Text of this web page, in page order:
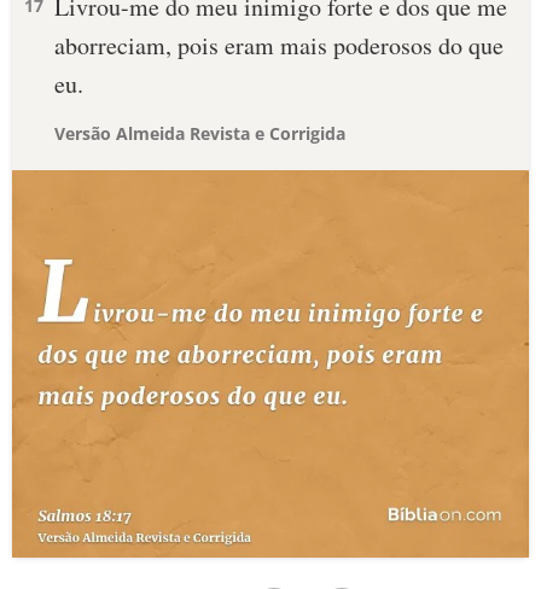
17 Livrou-me do meu inimigo forte e dos que me
aborreciam, pois eram mais poderosos do que
eu.
Versão Almeida Revista e Corrigida